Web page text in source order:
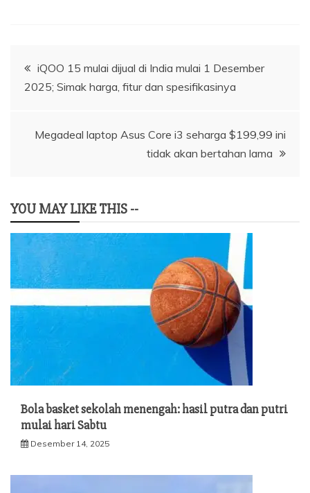
Navigasi
iQOO 15 mulai dijual di India mulai 1 Desember
2025; Simak harga, fitur dan spesifikasinya
Megadeal laptop Asus Core i3 seharga $199,99 ini
tidak akan bertahan lama
YOU MAY LIKE THIS --
Bola basket sekolah menengah: hasil putra dan putri
mulai hari Sabtu
Desember 14, 2025